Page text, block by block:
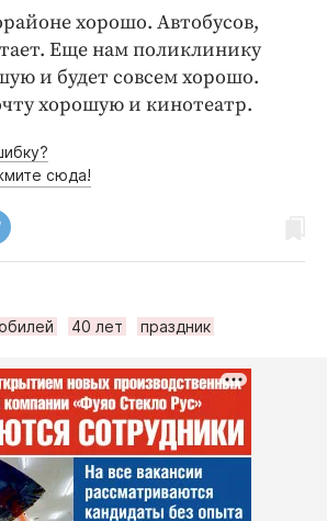
хорошо. Автобусов,
Еще нам поликлинику
и будет совсем хорошо.
хорошую и кинотеатр.
сюда!
40 лет праздник